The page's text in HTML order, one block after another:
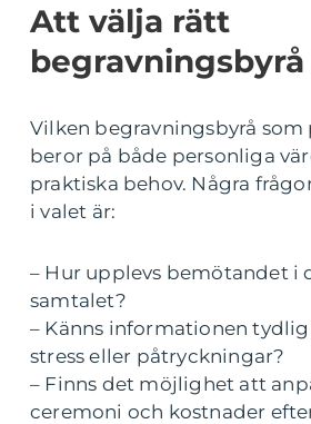
Att välja rätt
Vilken begravningsbyrå som
beror på både personliga
praktiska behov. Några
i valet är:
– Hur upplevs bemötandet i
samtalet?
– Känns informationen
stress eller påtryckningar?
– Finns det möjlighet att
ceremoni och kostnader